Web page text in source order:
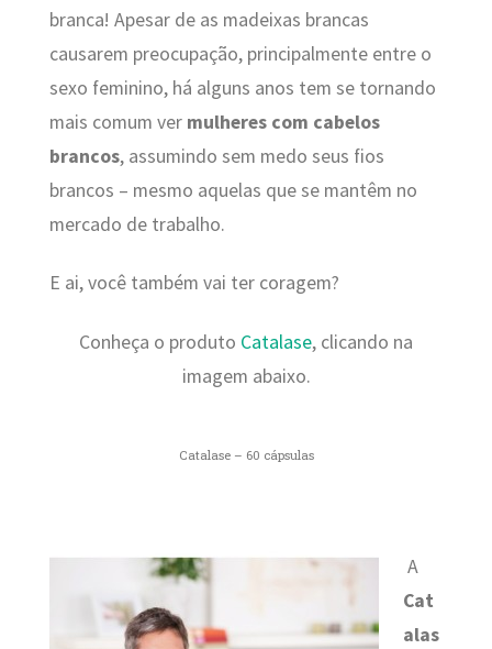
branca! Apesar de as madeixas brancas
causarem preocupação, principalmente entre o
sexo feminino, há alguns anos tem se tornando
mais comum ver mulheres com cabelos
brancos, assumindo sem medo seus fios
brancos – mesmo aquelas que se mantêm no
mercado de trabalho.
E ai, você também vai ter coragem?
Conheça o produto Catalase, clicando na
imagem abaixo.
Catalase – 60 cápsulas
A
Cat
alas